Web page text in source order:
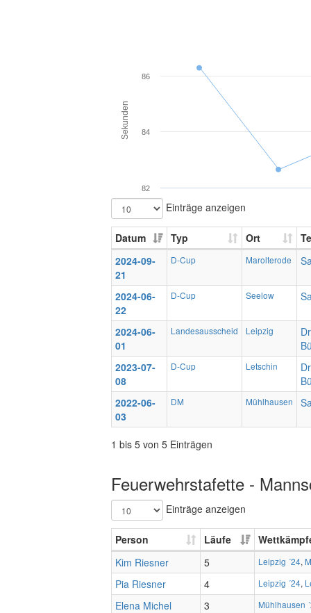
Sekunden
82
84
86
Einträge anzeigen
Datum Typ Ort
2024-09-
21
D-Cup Marolterode
2024-06-
22
D-Cup Seelow
2024-06-
01
Landesausscheid Leipzig
2023-07-
08
D-Cup Letschin
2022-06-
03
DM Mühlhausen
1 bis 5 von 5 Einträgen
Feuerwehrstafette -
Einträge anzeigen
Person Läufe
Kim Riesner
5 Leipzig ´24,
Pia Riesner 4 Leipzig ´24,
Elena Michel 3 Mühlhausen